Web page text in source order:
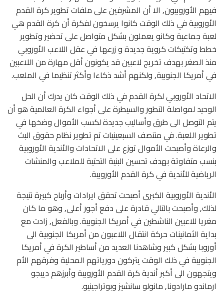
فيهم الأوروبيون, الا أن المشرفين على ملفات تطوير كرة القدم
الأوروبية في ذلك الوقت كانوا يرسخون لفكرة أن كرة القدم هي
لعبة جماعية وكانو يعملون بشكل متواصل على تحضير وتطوير
خطط وتكتيكات كروية جديدة و زرعها في عقل اللاعب الأوروبي
منذ الصغر بهدف تخريج لاعبين قد يكونون أقل مهارة من اللاعبين
في أمريكا الجنوبية, ولكنهم أشد ذكاءا وأكثر تنظيما في الملعب.
الاتحاد الأوروبي لكرة القدم في ذلك الوقت كان يدرك أن الحل
الوحيد لمواصلة التطور والسيطرة على أجواء الكرة العالمية هو أن
يتم التوصل الى طرق وأساليب جديدة لكسب الأموال وضخها في
تطوير اللعبة. في منتصف السبعينيات تم تطوير نظام حقوق البث
والرعاة وأصبحت الأموال توزع على الاتحادات والأندية الأوروبية
بنسب متفاوتة بهدف تحسين البنية التحتية للملاعب والمنشات
الرياضية للأندية في كرة القدم الأوروبية.
الأندية الأوروبية الكبرى أصبحت تحقق ايرادات وأرباح كبيرة نتيجة
لذلك, وأصبحت بالتالي قادرة على دفع أجور أعلى, وهو ما كان
مغريا للاعبين الناشطين في أمريكا الجنوبية. وبالفعل, زادت مع
بداية الثمانينات حركة انتقال اللاعبون من أمريكا الجنوبية الى
أوروبا بشكل كبير وشاهدنا العديد من أساطير الكرة في أمريكا
الجنوبية في ذلك الوقت يتركون دورياتهم المحلية وفرقهم الأم
ويتجهون الى أكبر أندية كرة القدم الأوروبية وأبرزهم دييجو
ارماندو مارادونا, مانولو سانشيز وبوتراجينيو.